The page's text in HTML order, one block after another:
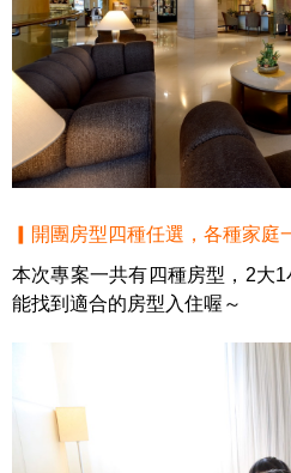
▎開團房型四種任選，各種家庭
本次專案一共有四種房型，2大
能找到適合的房型入住喔～